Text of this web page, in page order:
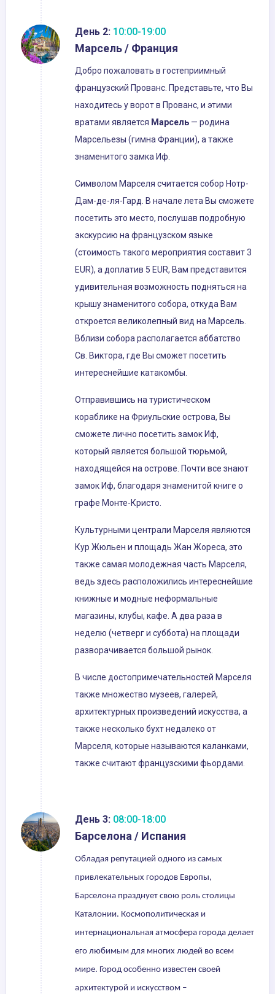
День 2: 10:00-19:00
Марсель / Франция
Добро пожаловать в гостеприимный
французский Прованс. Представьте, что Вы
находитесь у ворот в Прованс, и этими
вратами является Марсель — родина
Марсельезы (гимна Франции), а также
знаменитого замка Иф.
Символом Марселя считается собор Нотр-
Дам-де-ля-Гард. В начале лета Вы сможете
посетить это место, послушав подробную
экскурсию на французском языке
(стоимость такого мероприятия составит 3
EUR), а доплатив 5 EUR, Вам представится
удивительная возможность подняться на
крышу знаменитого собора, откуда Вам
откроется великолепный вид на Марсель.
Вблизи собора располагается аббатство
Св. Виктора, где Вы сможет посетить
интереснейшие катакомбы.
Отправившись на туристическом
кораблике на Фриульские острова, Вы
сможете лично посетить замок Иф,
который является большой тюрьмой,
находящейся на острове. Почти все знают
замок Иф, благодаря знаменитой книге о
графе Монте-Кристо.
Культурными централи Марселя являются
Кур Жюльен и площадь Жан Жореса, это
также самая молодежная часть Марселя,
ведь здесь расположились интереснейшие
книжные и модные неформальные
магазины, клубы, кафе. А два раза в
неделю (четверг и суббота) на площади
разворачивается большой рынок.
В числе достопримечательностей Марселя
также множество музеев, галерей,
архитектурных произведений искусства, а
также несколько бухт недалеко от
Марселя, которые называются каланками,
также считают французскими фьордами.
День 3: 08:00-18:00
Барселона / Испания
Обладая репутацией одного из самых
привлекательных городов Европы,
Барселона празднует свою роль столицы
Каталонии. Космополитическая и
интернациональная атмосфера города делает
его любимым для многих людей во всем
мире. Город особенно известен своей
архитектурой и искусством –